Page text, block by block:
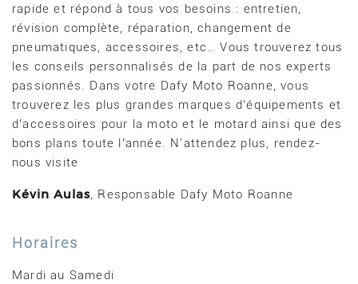
rapide et répond à tous vos besoins : entretien,
révision complète, réparation, changement de
pneumatiques, accessoires, etc… Vous trouverez tous
les conseils personnalisés de la part de nos experts
passionnés. Dans votre Dafy Moto Roanne, vous
trouverez les plus grandes marques d’équipements et
d’accessoires pour la moto et le motard ainsi que des
bons plans toute l’année. N'attendez plus, rendez-
nous visite
Kévin Aulas, Responsable Dafy Moto Roanne
Horaires
Mardi au Samedi